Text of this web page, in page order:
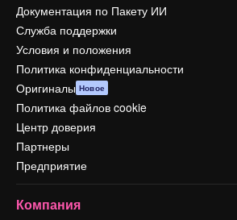
Документация по Пакету ИИ
Служба поддержки
Условия и положения
Политика конфиденциальности
Оригиналы Новое
Политика файлов cookie
Центр доверия
Партнеры
Предприятие
Компания